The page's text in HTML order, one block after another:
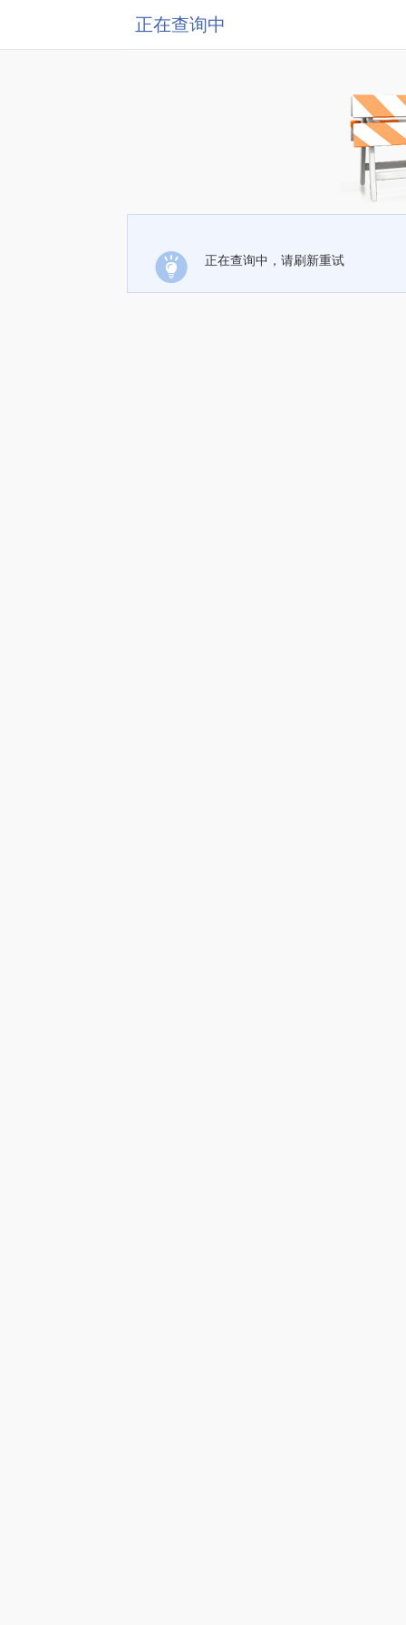
正在查询中
正在查询中，请刷新重试